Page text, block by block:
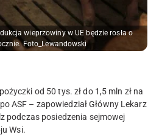
wieprzowiny w UE będzie rosła o
Foto_Lewandowski
od 50 tys. zł do 1,5 mln zł na
ASF – zapowiedział Główny Lekarz
podczas posiedzenia sejmowej
Wsi.